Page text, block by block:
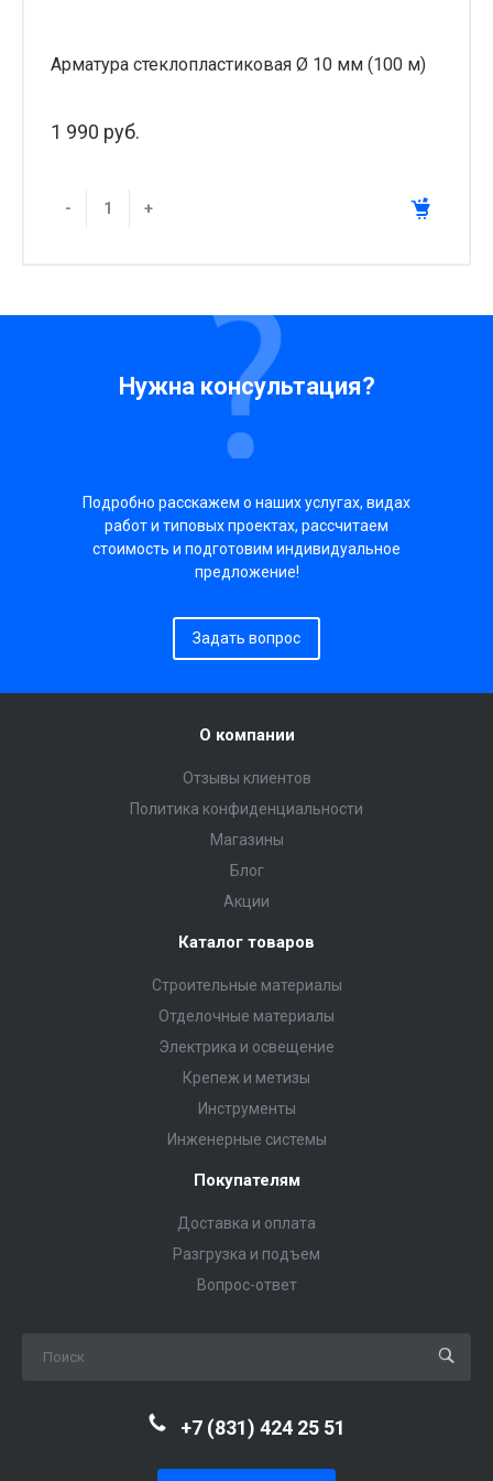
Арматура стеклопластиковая Ø 10 мм (100 м)
1 990 руб.
- +
Нужна консультация?
Подробно расскажем о наших услугах, видах
работ и типовых проектах, рассчитаем
стоимость и подготовим индивидуальное
предложение!
Задать вопрос
О компании
Отзывы клиентов
Политика конфиденциальности
Магазины
Блог
Акции
Каталог товаров
Строительные материалы
Отделочные материалы
Электрика и освещение
Крепеж и метизы
Инструменты
Инженерные системы
Покупателям
Доставка и оплата
Разгрузка и подъем
Вопрос-ответ
+7 (831) 424 25 51